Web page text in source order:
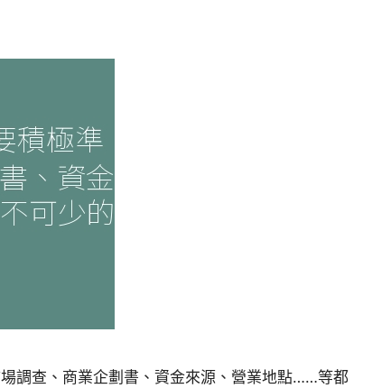
調查、商業企劃書、資金來源、營業地點……等都